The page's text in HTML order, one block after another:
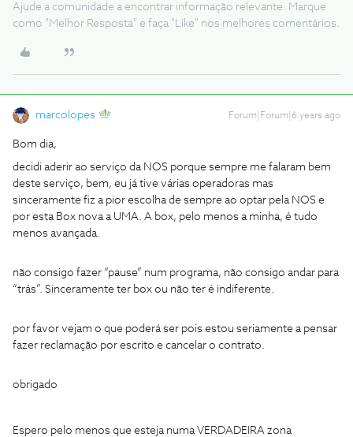
Ajude a comunidade a encontrar informação relevante. Marque
como "Melhor Resposta" e faça "Like" nos melhores comentários.
marcolopes Forum|Forum|6 years ago
Bom dia,
decidi aderir ao serviço da NOS porque sempre me falaram bem
deste serviço, bem, eu já tive várias operadoras mas
sinceramente fiz a pior escolha de sempre ao optar pela NOS e
por esta Box nova a UMA. A box, pelo menos a minha, é tudo
menos avançada.
não consigo fazer “pause” num programa, não consigo andar para
“trás”. Sinceramente ter box ou não ter é indiferente.
por favor vejam o que poderá ser pois estou seriamente a pensar
fazer reclamação por escrito e cancelar o contrato.
obrigado
Espero pelo menos que esteja numa VERDADEIRA zona